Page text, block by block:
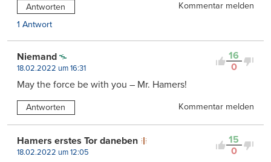
Antworten
Kommentar melden
1 Antwort
16
0
Niemand
18.02.2022 um 16:31
May the force be with you – Mr. Hamers!
Antworten Kommentar melden
15
0
Hamers erstes Tor daneben
18.02.2022 um 12:05